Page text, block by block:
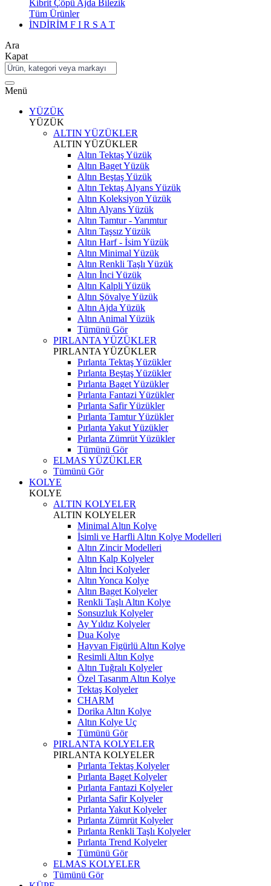
Kibrit Çöpü Ajda Bilezik
Tüm Ürünler
İNDİRİM F I R S A T
Ara
Kapat
Menü
YÜZÜK
YÜZÜK
ALTIN YÜZÜKLER
ALTIN YÜZÜKLER
Altın Tektaş Yüzük
Altın Baget Yüzük
Altın Beştaş Yüzük
Altın Tektaş Alyans Yüzük
Altın Koleksiyon Yüzük
Altın Alyans Yüzük
Altın Tamtur - Yarımtur
Altın Taşsız Yüzük
Altın Harf - İsim Yüzük
Altın Minimal Yüzük
Altın Renkli Taşlı Yüzük
Altın İnci Yüzük
Altın Kalpli Yüzük
Altın Şövalye Yüzük
Altın Ajda Yüzük
Altın Animal Yüzük
Tümünü Gör
PIRLANTA YÜZÜKLER
PIRLANTA YÜZÜKLER
Pırlanta Tektaş Yüzükler
Pırlanta Beştaş Yüzükler
Pırlanta Baget Yüzükler
Pırlanta Fantazi Yüzükler
Pırlanta Safir Yüzükler
Pırlanta Tamtur Yüzükler
Pırlanta Yakut Yüzükler
Pırlanta Zümrüt Yüzükler
Tümünü Gör
ELMAS YÜZÜKLER
Tümünü Gör
KOLYE
KOLYE
ALTIN KOLYELER
ALTIN KOLYELER
Minimal Altın Kolye
İsimli ve Harfli Altın Kolye Modelleri
Altın Zincir Modelleri
Altın Kalp Kolyeler
Altın İnci Kolyeler
Altın Yonca Kolye
Altın Baget Kolyeler
Renkli Taşlı Altın Kolye
Sonsuzluk Kolyeler
Ay Yıldız Kolyeler
Dua Kolye
Hayvan Figürlü Altın Kolye
Resimli Altın Kolye
Altın Tuğralı Kolyeler
Özel Tasarım Altın Kolye
Tektaş Kolyeler
CHARM
Dorika Altın Kolye
Altın Kolye Uç
Tümünü Gör
PIRLANTA KOLYELER
PIRLANTA KOLYELER
Pırlanta Tektaş Kolyeler
Pırlanta Baget Kolyeler
Pırlanta Fantazi Kolyeler
Pırlanta Safir Kolyeler
Pırlanta Yakut Kolyeler
Pırlanta Zümrüt Kolyeler
Pırlanta Renkli Taşlı Kolyeler
Pırlanta Trend Kolyeler
Tümünü Gör
ELMAS KOLYELER
Tümünü Gör